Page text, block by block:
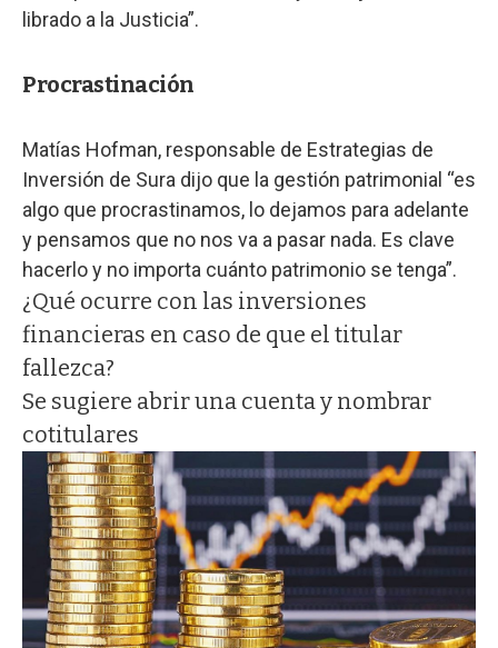
librado a la Justicia”.
Procrastinación
Matías Hofman, responsable de Estrategias de
Inversión de Sura dijo que la gestión patrimonial “es
algo que procrastinamos, lo dejamos para adelante
y pensamos que no nos va a pasar nada. Es clave
hacerlo y no importa cuánto patrimonio se tenga”.
¿Qué ocurre con las inversiones
financieras en caso de que el titular
fallezca?
Se sugiere abrir una cuenta y nombrar
cotitulares